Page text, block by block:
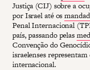
Justiça (CIJ) sobre a
por Israel até os
Penal Internacional
país, passando pelas
Convenção do
israelenses
internacional.